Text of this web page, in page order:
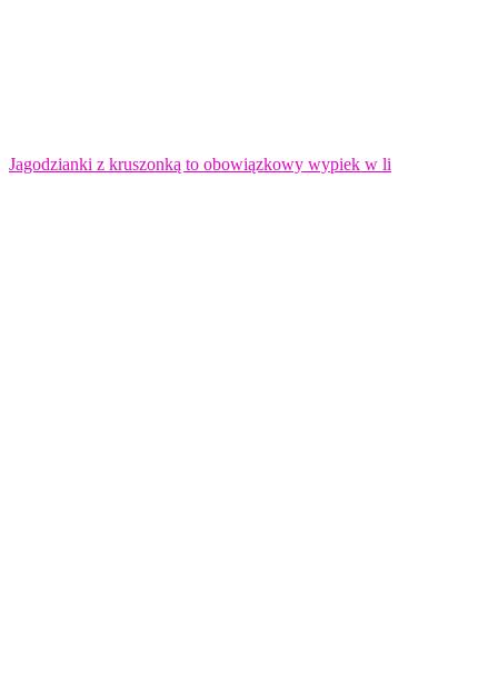
Jagodzianki z kruszonką to obowiązkowy wypiek w li